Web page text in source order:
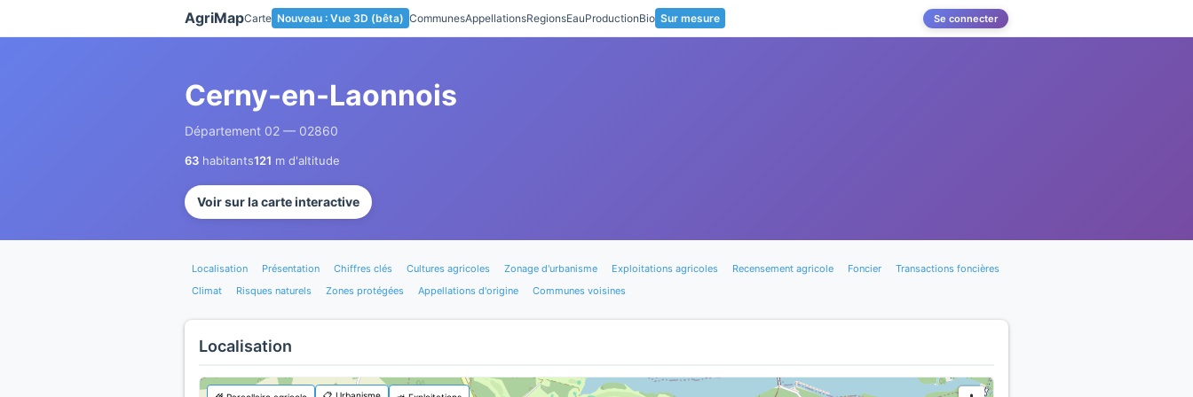
AgriMapCarte Nouveau : Vue 3D (bêta) CommunesAppellationsRegionsEauProductionBio Sur mesure Se connecter
Cerny-en-Laonnois
Département 02 — 02860
63 habitants121 m d'altitude
Voir sur la carte interactive
Localisation Présentation Chiffres clés Cultures agricoles Zonage d'urbanisme Exploitations agricoles Recensement agricole Foncier
Transactions foncières
Climat
Risques naturels Zones protégées Appellations d'origine Communes voisines
Localisation
Panneau de gestion des cookies